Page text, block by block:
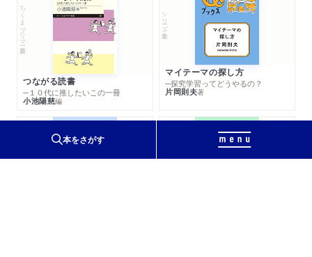
本をさがす
ちくまプリマー新書
つながる読書
─１０代に推したいこの一冊
小池陽慈編
シリーズ・全集
マイテーマの探し方
─探究学習ってどうやるの？
片岡則夫著
シリーズ・全集 シリーズ・全集